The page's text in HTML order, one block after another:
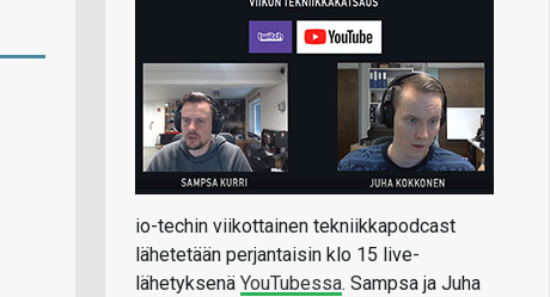
io-techin viikottainen tekniikkapodcast
lähetetään perjantaisin klo 15 live-
lähetyksenä YouTubessa. Sampsa ja Juha